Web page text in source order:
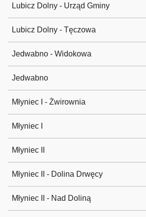
Lubicz Dolny - Urząd Gminy
Lubicz Dolny - Tęczowa
Jedwabno - Widokowa
Jedwabno
Młyniec I - Żwirownia
Młyniec I
Młyniec II
Młyniec II - Dolina Drwęcy
Młyniec II - Nad Doliną